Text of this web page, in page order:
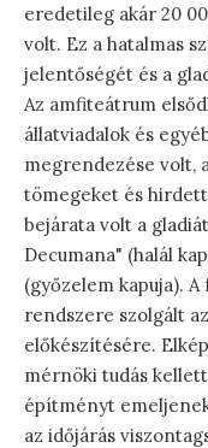
eredetileg akár 20
volt. Ez a hatalmas
jelentőségét és a
Az amfiteátrum
állatviadalok és
megrendezése volt,
tömegeket és
bejárata volt a
Decumana" (halál
(győzelem kapuja).
rendszere szolgált
előkészítésére.
mérnöki tudás
építményt
az időjárás